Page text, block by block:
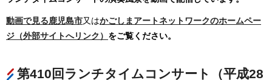
動画で見る鹿児島市又はかごしまアートネットワークのホームペー
ジ（外部サイトへリンク） をご覧ください。
第410回ランチタイムコンサート（平成28